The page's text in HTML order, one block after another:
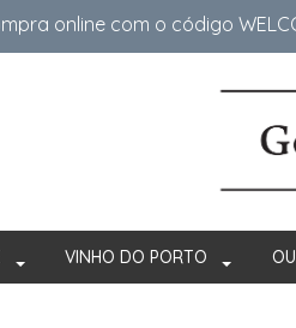
online com o código
VINHO DO PORTO